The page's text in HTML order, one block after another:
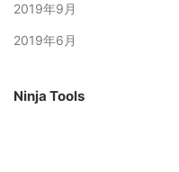
2019年9月
2019年6月
Ninja Tools